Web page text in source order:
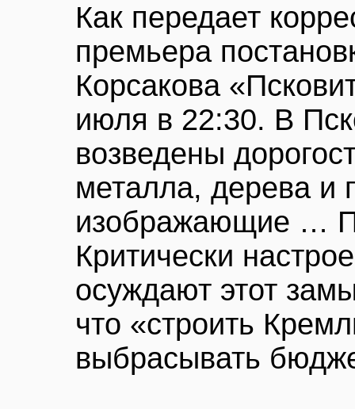
Как передает
премьера
Корсакова
июля в 22:30. В
возведены
металла, дерева и
изображающие …
Критически
осуждают этот
что «строить
выбрасывать